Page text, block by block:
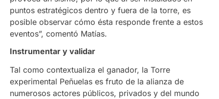
puntos estratégicos dentro y fuera de la torre, es
posible observar cómo ésta responde frente a estos
eventos”, comentó Matías.
Instrumentar y validar
Tal como contextualiza el ganador, la Torre
experimental Peñuelas es fruto de la alianza de
numerosos actores públicos, privados y del mundo